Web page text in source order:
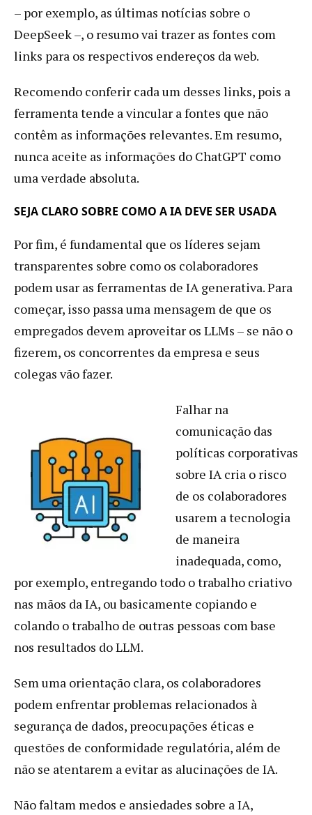
– por exemplo, as últimas notícias sobre o
DeepSeek –, o resumo vai trazer as fontes com
links para os respectivos endereços da web.
Recomendo conferir cada um desses links, pois a
ferramenta tende a vincular a fontes que não
contêm as informações relevantes. Em resumo,
nunca aceite as informações do ChatGPT como
uma verdade absoluta.
SEJA CLARO SOBRE COMO A IA DEVE SER USADA
Por fim, é fundamental que os líderes sejam
transparentes sobre como os colaboradores
podem usar as ferramentas de IA generativa. Para
começar, isso passa uma mensagem de que os
empregados devem aproveitar os LLMs – se não o
fizerem, os concorrentes da empresa e seus
colegas vão fazer.
Falhar na
comunicação das
políticas corporativas
sobre IA cria o risco
de os colaboradores
usarem a tecnologia
de maneira
inadequada, como,
por exemplo, entregando todo o trabalho criativo
nas mãos da IA, ou basicamente copiando e
colando o trabalho de outras pessoas com base
nos resultados do LLM.
Sem uma orientação clara, os colaboradores
podem enfrentar problemas relacionados à
segurança de dados, preocupações éticas e
questões de conformidade regulatória, além de
não se atentarem a evitar as alucinações de IA.
Não faltam medos e ansiedades sobre a IA,